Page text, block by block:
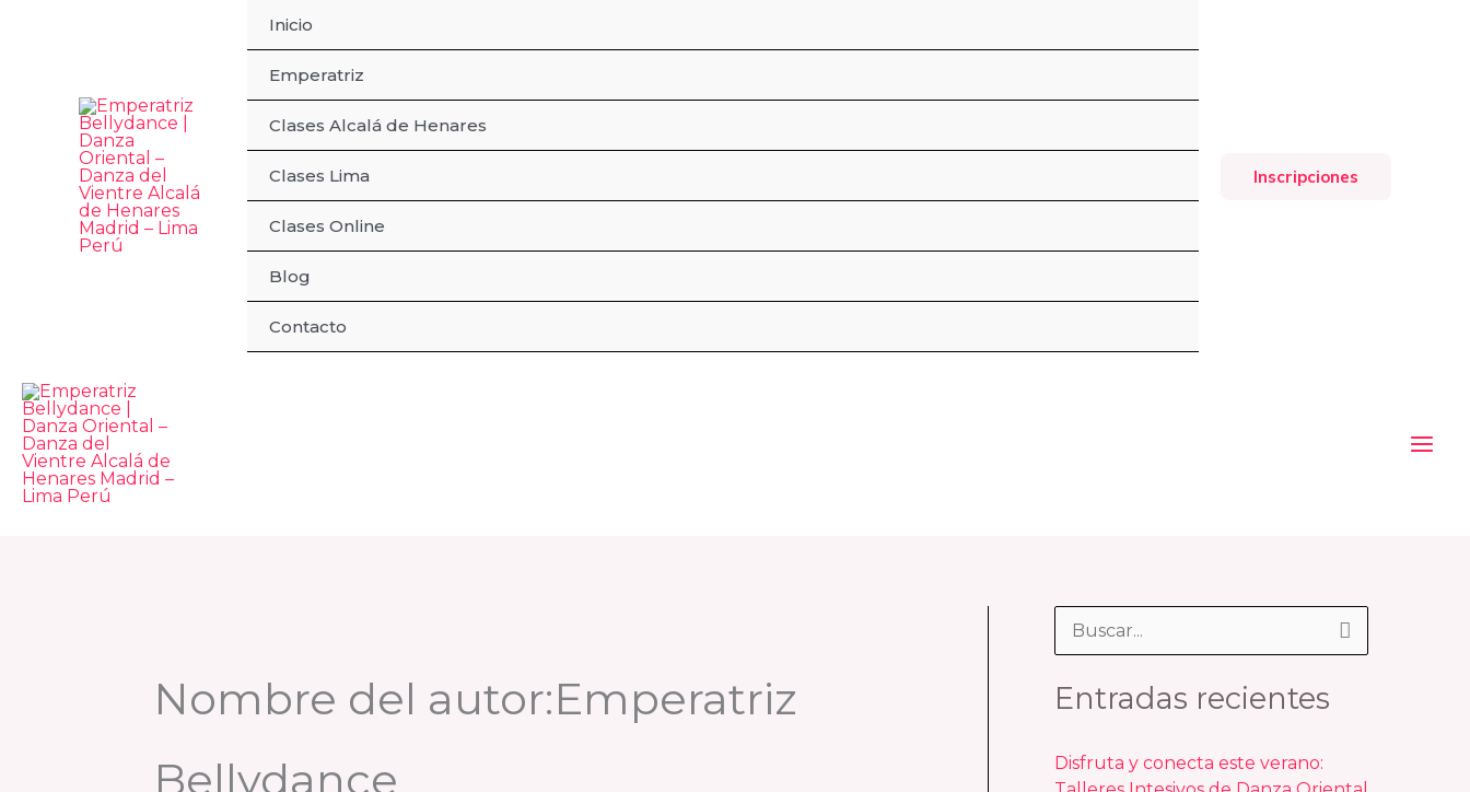
Inicio
Emperatriz
Clases Alcalá de Henares
Clases Lima
Clases Online
Blog
Contacto
Inscripciones
Nombre del autor:Emperatriz
Bellydance
s
a
Entradas recientes
Disfruta y conecta este verano: